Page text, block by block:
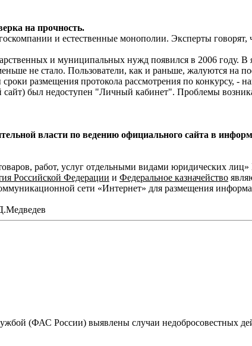
на прочность.
и естественные монополии. Эксперты говорят,
и муниципальных нужд появился в 2006 году.
не стало. Пользователи, как и раньше, жалуются на
размещения протокола рассмотрения по конкурсу, -
был недоступен "Личный кабинет". Проблемы
власти по ведению официального сайта в
работ, услуг отдельными видами юридических
Российской Федерации и Федеральное казначейство
сети «Интернет» для размещения
(ФАС России) выявлены случаи недобросовестных